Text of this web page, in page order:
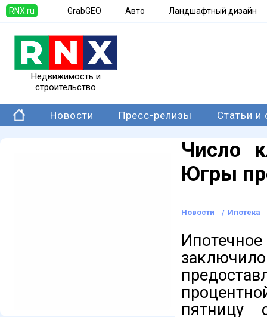
RNX.ru GrabGEO Авто Ландшафтный дизайн
Недвижимость и
строительство
Новости Пресс-релизы Статьи и
Число
Югры
Новости / Ипотека
пятницу